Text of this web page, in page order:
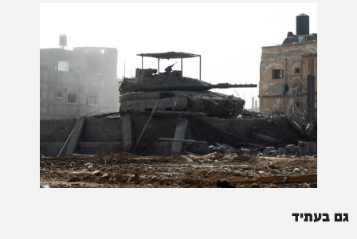
גם בעתיד